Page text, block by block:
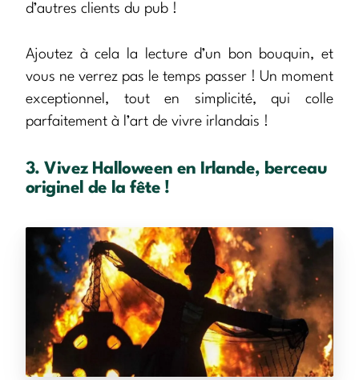
d’autres clients du pub !
Ajoutez à cela la lecture d’un bon bouquin, et
vous ne verrez pas le temps passer ! Un moment
exceptionnel, tout en simplicité, qui colle
parfaitement à l’art de vivre irlandais !
3. Vivez Halloween en Irlande, berceau
originel de la fête !